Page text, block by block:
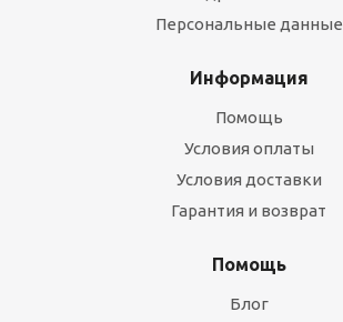
Персональные данные
Информация
Помощь
Условия оплаты
Условия доставки
Гарантия и возврат
Помощь
Блог